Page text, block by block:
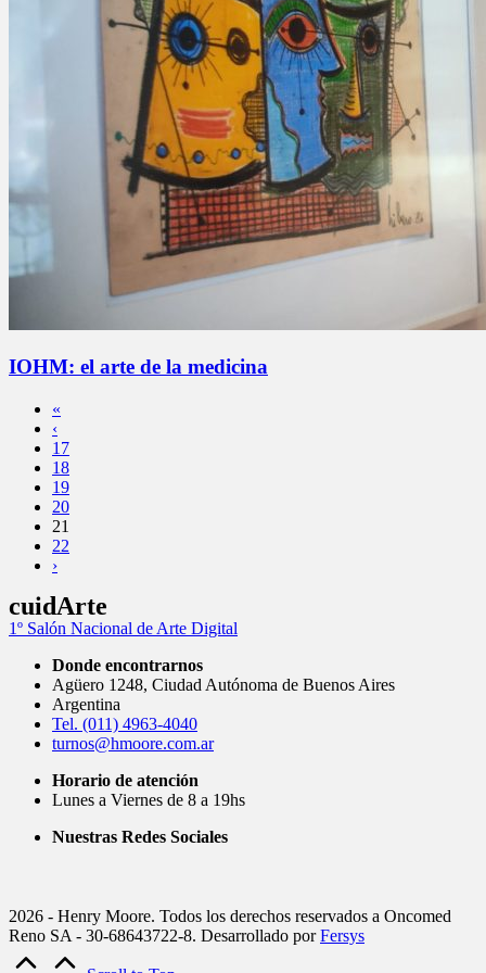
IOHM: el arte de la medicina
«
‹
17
18
19
20
21
22
›
cuidArte
1º Salón Nacional de Arte Digital
Donde encontrarnos
Agüero 1248, Ciudad Autónoma de Buenos Aires
Argentina
Tel. (011) 4963-4040
turnos@hmoore.com.ar
Horario de atención
Lunes a Viernes de 8 a 19hs
Nuestras Redes Sociales
2026 - Henry Moore. Todos los derechos reservados a Oncomed
Reno SA - 30-68643722-8. Desarrollado porFersys